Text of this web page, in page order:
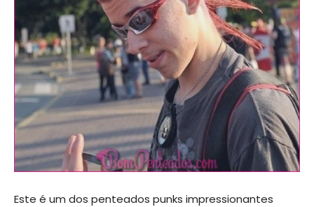
Este é um dos penteados punks impressionantes